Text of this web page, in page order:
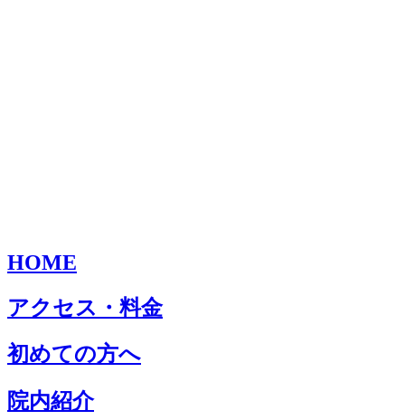
HOME
アクセス・料金
初めての方へ
院内紹介